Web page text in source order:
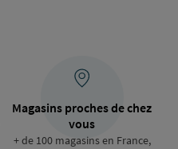
Magasins proches de chez
vous
+ de 100 magasins en France,